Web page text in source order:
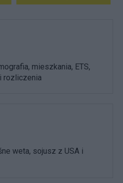
mieszkania, ETS,
rozliczenia
weta, sojusz z USA i